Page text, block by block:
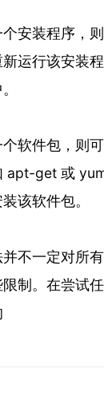
安装程序，
运行该安装
软件包，则
apt-get 或
该软件包。
不一定对所
制。在尝试